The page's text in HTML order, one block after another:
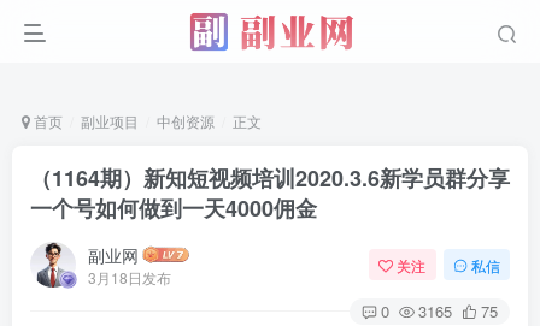
首页 副业项目 中创资源 正文
（1164期）新知短视频培训2020.3.6新学员群分享
一个号如何做到一天4000佣金
副业网
3月18日发布
关注 私信
0 3165 75